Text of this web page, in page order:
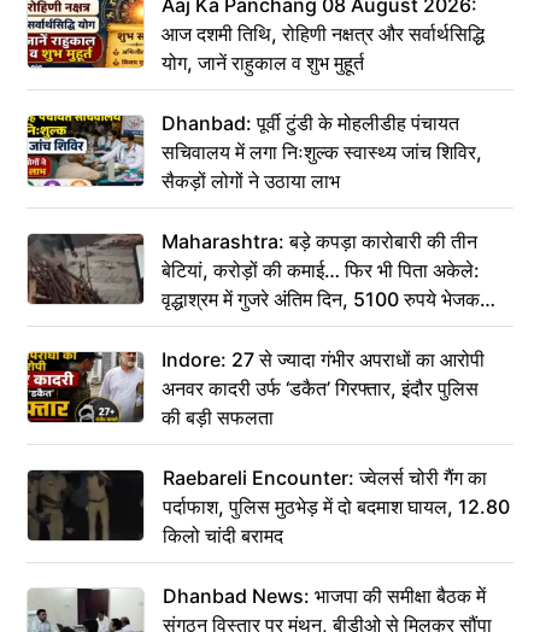
आज दशमी तिथि, रोहिणी नक्षत्र और सर्वार्थसिद्धि
योग, जानें राहुकाल व शुभ मुहूर्त
Dhanbad: पूर्वी टुंडी के मोहलीडीह पंचायत
सचिवालय में लगा निःशुल्क स्वास्थ्य जांच शिविर,
सैकड़ों लोगों ने उठाया लाभ
Maharashtra: बड़े कपड़ा कारोबारी की तीन
बेटियां, करोड़ों की कमाई… फिर भी पिता अकेले:
वृद्धाश्रम में गुजरे अंतिम दिन, 5100 रुपये भेजकर
कहा– अंतिम संस्कार कर दीजिए हम नहीं आ पाएंगे
Indore: 27 से ज्यादा गंभीर अपराधों का आरोपी
अनवर कादरी उर्फ ‘डकैत’ गिरफ्तार, इंदौर पुलिस
की बड़ी सफलता
Raebareli Encounter: ज्वेलर्स चोरी गैंग का
पर्दाफाश, पुलिस मुठभेड़ में दो बदमाश घायल, 12.80
किलो चांदी बरामद
Dhanbad News: भाजपा की समीक्षा बैठक में
संगठन विस्तार पर मंथन, बीडीओ से मिलकर सौंपा